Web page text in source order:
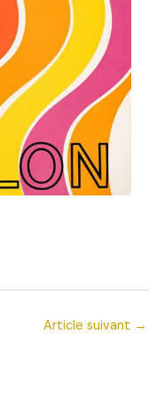
Article suivant →